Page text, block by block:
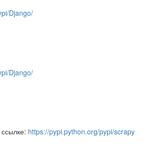
Django/
Django/
https://pypi.python.org/pypi/scrapy